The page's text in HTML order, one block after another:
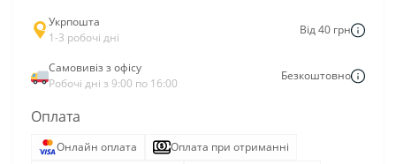
Укрпошта
1-3 робочі дні
Від 40 грн
Самовивіз з офісу
Робочі дні з 9:00 по 16:00
Безкоштовно
Оплата
Онлайн оплата
Оплата при отриманні